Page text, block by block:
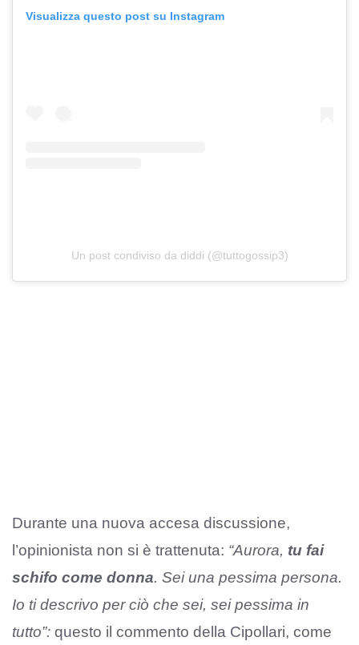
Visualizza questo post su Instagram
Un post condiviso da diddi (@tuttogossip3)
Durante una nuova accesa discussione,
l’opinionista non si è trattenuta: “Aurora, tu fai
schifo come donna. Sei una pessima persona.
Io ti descrivo per ciò che sei, sei pessima in
tutto”: questo il commento della Cipollari, come